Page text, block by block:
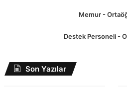
Memur -
Destek Personeli -
Son Yazılar